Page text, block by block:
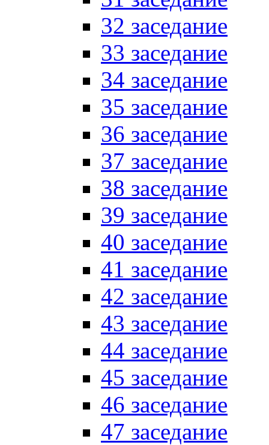
32 заседание
33 заседание
34 заседание
35 заседание
36 заседание
37 заседание
38 заседание
39 заседание
40 заседание
41 заседание
42 заседание
43 заседание
44 заседание
45 заседание
46 заседание
47 заседание